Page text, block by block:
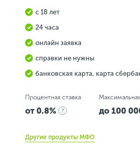
с 18 лет
24 часа
онлайн заявка
справки не нужны
банковская карта, карта
Процентная ставка
от 0.8% до 100
Другие продукты МФО